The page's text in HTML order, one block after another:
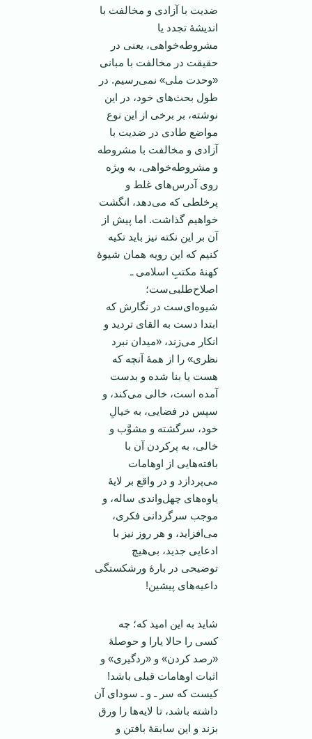
ضدیت با آزادی و مخالفت با
اندیشۀ تجدد یا
مشروطه‌خواهی، یعنی در
حقیقت در مخالفت با مبانی
«وحدت ملی» نمی‌رسیم. در
طول بحث‌های خود، در این
نوشته، بر برخی از این نوع
مواضع طادی در ضدیت با
آزادی و مخالفت با مشروطه
و مشروطه‌خواهی، به ویژه
روی آدرس‌های غلط و
پرخلطی که می‌دهد، انگشت
خواهیم گذاشت. اما پیش از
آن بر این نکته نیز باید تکیه
کنیم که این رویه همان شیوۀ
کهنۀ مکتبِ اسلامی ـ
اصلاح‌طلبی‌ست؛
شیوه‌ای‌ست در نگارش که
ابتدا دست به القای تردید و
انکار می‌زند، «میدان نبرد
نظری» را از همۀ آنچه که
هست یا بنا شده و بدست
آمده است، خالی می‌کند، و
سپس در فضایی، به خیالِ
خود، سرگشته و مشوَّب و
خالی، به پرکردن آن با
بافته‌هایی از اوهامات
می‌پردازد و در واقع بر لایۀ‌
یاوه‌های چهل‌واندی ساله، و
موجب سرگردانی فکری،
می‌افزاید، و هر روز نیز با
ادعایی جدید، بی‌هیچ
توضیحی در بارۀ ورشکستگی
داعیه‌های پیشین!
شاید به این امید که؛ چه
کسی را حالا یارا و حوصلۀ
«رصد کردن» و «ردگیری» و
اثبات اوهامات قبلی باشد!
کیست که سر ـ و ـ سودای آن
داشته باشد، تا لایه‌ها را ورق
بزند و این سابقۀ بافتن و